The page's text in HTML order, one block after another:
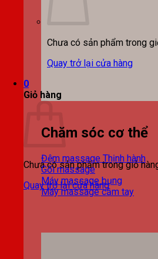
Chưa có sản phẩm trong
Quay trở lại cửa hàng
0
Giỏ hàng
Chưa có sản phẩm trong giỏ
Quay trở lại cửa hàng
Chăm sóc cơ thể
Đệm massage
Gối massage
Máy massage bụng
Máy massage cầm tay